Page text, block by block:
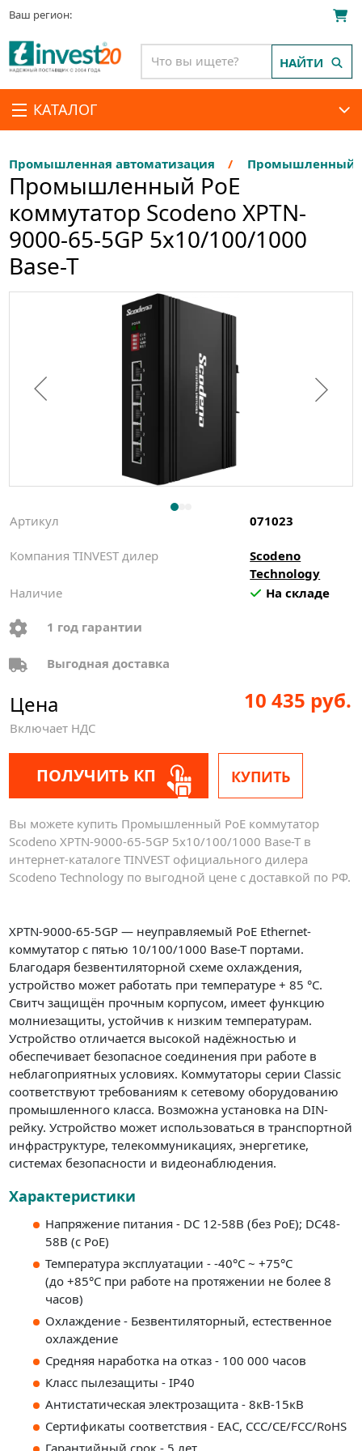
Ваш регион:
КАТАЛОГ
НАЙТИ
Промышленная автоматизация Промышленный
Промышленный PoE
коммутатор Scodeno XPTN-
9000-65-5GP 5x10/100/1000
Base-T
Артикул 071023
Компания TINVEST дилер
Scodeno
Technology
Наличие
На складе
1 год гарантии
Выгодная доставка
Цена
Включает НДС
10 435 руб.
ПОЛУЧИТЬ КП КУПИТЬ
Вы можете купить Промышленный PoE коммутатор
Scodeno XPTN-9000-65-5GP 5x10/100/1000 Base-T в
интернет-каталоге TINVEST официального дилера
Scodeno Technology по выгодной цене с доставкой по РФ.
XPTN-9000-65-5GP — неуправляемый PoE Ethernet-
коммутатор с пятью 10/100/1000 Base-T портами.
Благодаря безвентиляторной схеме охлаждения,
устройство может работать при температуре + 85 °С.
Свитч защищён прочным корпусом, имеет функцию
молниезащиты, устойчив к низким температурам.
Устройство отличается высокой надёжностью и
обеспечивает безопасное соединения при работе в
неблагоприятных условиях. Коммутаторы серии Classic
соответствуют требованиям к сетевому оборудованию
промышленного класса. Возможна установка на DIN-
рейку. Устройство может использоваться в транспортной
инфраструктуре, телекоммуникациях, энергетике,
системах безопасности и видеонаблюдения.
Характеристики
Напряжение питания - DC 12-58В (без РоЕ); DC48-
58В (с РоЕ)
Температура эксплуатации - -40°С ~ +75°С
(до +85°С при работе на протяжении не более 8
часов)
Охлаждение - Безвентиляторный, естественное
охлаждение
Средняя наработка на отказ - 100 000 часов
Класс пылезащиты - IP40
Антистатическая электрозащита - 8кВ-15кВ
Сертификаты соответствия - ЕАС, CCC/CE/FCC/RoHS
Гарантийный срок - 5 лет